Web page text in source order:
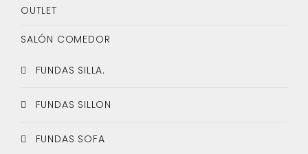
OUTLET
SALÓN COMEDOR
FUNDAS SILLA.
FUNDAS SILLON
FUNDAS SOFA